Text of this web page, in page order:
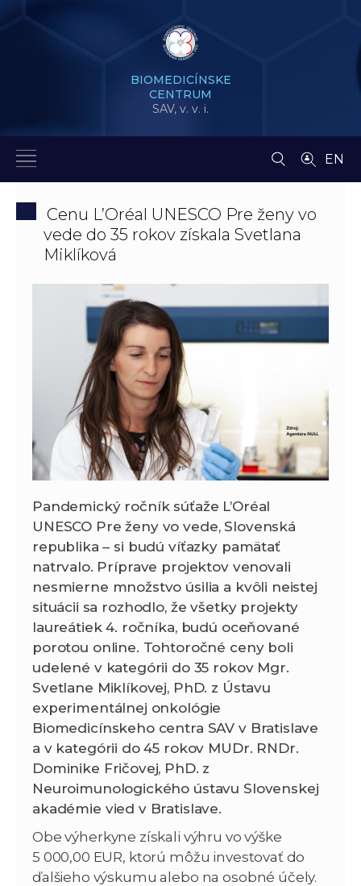
BIOMEDICÍNSKE
CENTRUM
SAV, v. v. i.
EN
Cenu L’Oréal UNESCO Pre ženy vo
vede do 35 rokov získala Svetlana
Miklíková
Pandemický ročník súťaže L’Oréal
UNESCO Pre ženy vo vede, Slovenská
republika – si budú víťazky pamätať
natrvalo. Príprave projektov venovali
nesmierne množstvo úsilia a kvôli neistej
situácii sa rozhodlo, že všetky projekty
laureátiek 4. ročníka, budú oceňované
porotou online. Tohtoročné ceny boli
udelené v kategórii do 35 rokov Mgr.
Svetlane Miklíkovej, PhD. z Ústavu
experimentálnej onkológie
Biomedicínskeho centra SAV v Bratislave
a v kategórii do 45 rokov MUDr. RNDr.
Dominike Fričovej, PhD. z
Neuroimunologického ústavu Slovenskej
akadémie vied v Bratislave.
Obe výherkyne získali výhru vo výške
5 000,00 EUR, ktorú môžu investovať do
ďalšieho výskumu alebo na osobné účely.